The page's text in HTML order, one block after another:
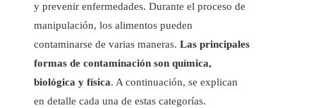
y prevenir enfermedades. Durante el proceso de
manipulación, los alimentos pueden
contaminarse de varias maneras. Las principales
formas de contaminación son química,
biológica y física. A continuación, se explican
en detalle cada una de estas categorías.